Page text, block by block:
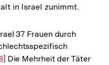
in Israel zunimmt.
37 Frauen durch
Die Mehrheit der Täter